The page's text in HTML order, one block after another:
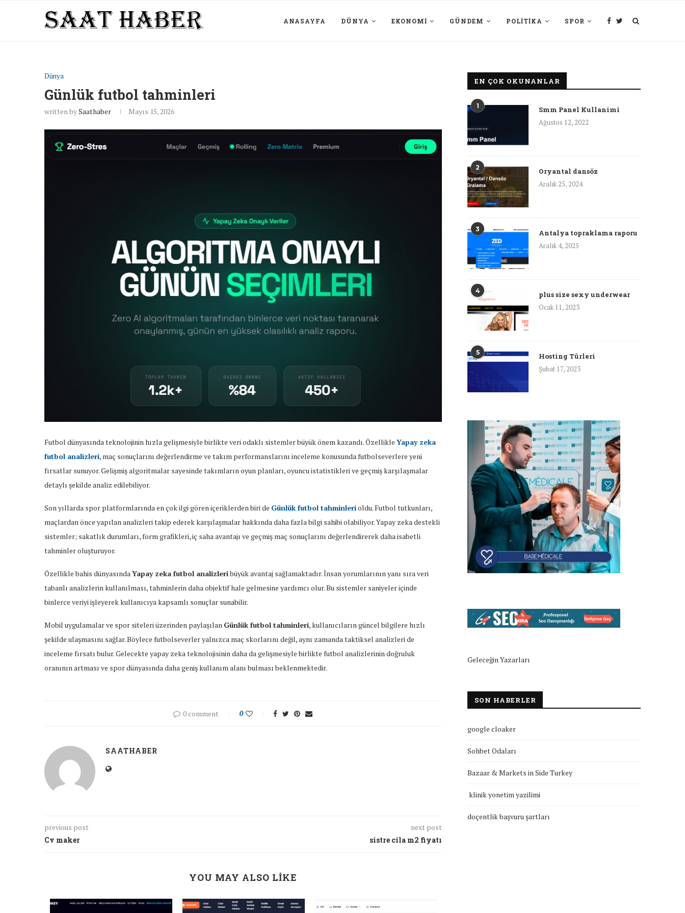
ANASAYFA DÜNYA EKONOMI GÜNDEM POLITIKA SPOR
Dünya
Günlük futbol tahminleri
written bySaathaber Mayıs 15, 2026
Futbol dünyasında teknolojinin hızla gelişmesiyle birlikte veri odaklı sistemler büyük önem kazandı. Özellikle Yapay zeka
futbol analizleri, maç sonuçlarını değerlendirme ve takım performanslarını inceleme konusunda futbolseverlere yeni
fırsatlar sunuyor. Gelişmiş algoritmalar sayesinde takımların oyun planları, oyuncu istatistikleri ve geçmiş karşılaşmalar
detaylı şekilde analiz edilebiliyor.
Son yıllarda spor platformlarında en çok ilgi gören içeriklerden biri de Günlük futbol tahminlerioldu. Futbol tutkunları,
maçlardan önce yapılan analizleri takip ederek karşılaşmalar hakkında daha fazla bilgi sahibi olabiliyor. Yapay zeka destekli
sistemler; sakatlık durumları, form grafikleri, iç saha avantajı ve geçmiş maç sonuçlarını değerlendirerek daha isabetli
tahminler oluşturuyor.
Özellikle bahis dünyasında Yapay zeka futbol analizleribüyük avantaj sağlamaktadır. İnsan yorumlarının yanı sıra veri
tabanlı analizlerin kullanılması, tahminlerin daha objektif hale gelmesine yardımcı olur. Bu sistemler saniyeler içinde
binlerce veriyi işleyerek kullanıcıya kapsamlı sonuçlar sunabilir.
Mobil uygulamalar ve spor siteleri üzerinden paylaşılan Günlük futbol tahminleri, kullanıcıların güncel bilgilere hızlı
şekilde ulaşmasını sağlar. Böylece futbolseverler yalnızca maç skorlarını değil, aynı zamanda taktiksel analizleri de
inceleme fırsatı bulur. Gelecekte yapay zeka teknolojisinin daha da gelişmesiyle birlikte futbol analizlerinin doğruluk
oranının artması ve spor dünyasında daha geniş kullanım alanı bulması beklenmektedir.
0 comment 0
SAATHABER
previous post
Cv maker
next post
sistre cila m2 fiyatı
YOU MAY ALSO LIKE
EN ÇOK OKUNANLAR
1
Smm Panel Kullanimi
Ağustos 12, 2022
2
Oryantal dansöz
Aralık 25, 2024
3
Antalya topraklama raporu
Aralık 4, 2025
4
plus size sexy underwear
Ocak 11, 2023
5
Hosting Türleri
Şubat 17, 2023
Geleceğin Yazarları
SON HABERLER
google cloaker
Sohbet Odaları
Bazaar & Markets in Side Turkey
klinik yonetim yazilimi
doçentlik başvuru şartları